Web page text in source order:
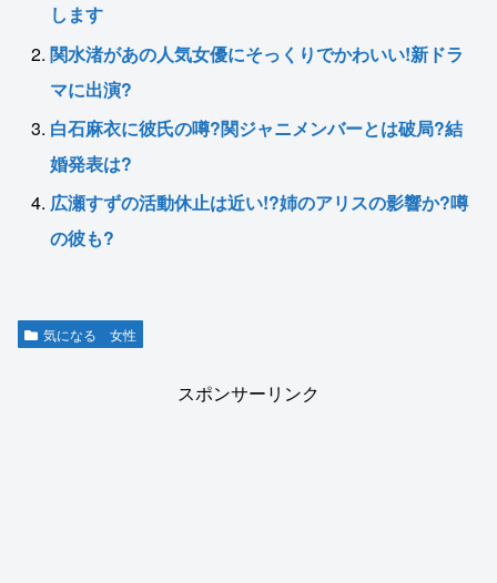
します
関水渚があの人気女優にそっくりでかわいい!新ドラ
マに出演?
白石麻衣に彼氏の噂?関ジャニメンバーとは破局?結
婚発表は?
広瀬すずの活動休止は近い!?姉のアリスの影響か?噂
の彼も?
気になる 女性
スポンサーリンク